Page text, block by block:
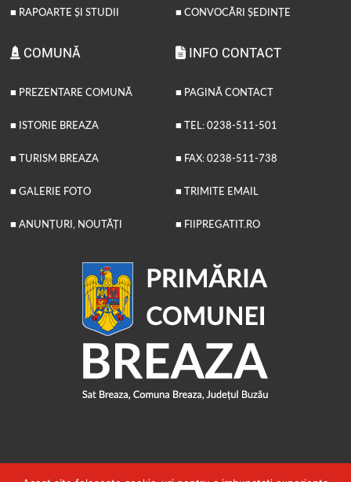
■ RAPOARTE ȘI STUDII ■ CONVOCĂRI ȘEDINȚE
COMUNĂ
■ PREZENTARE COMUNĂ
■ ISTORIE BREAZA
■ TURISM BREAZA
■ GALERIE FOTO
■ ANUNȚURI, NOUTĂȚI
INFO CONTACT
■ PAGINĂ CONTACT
■ TEL: 0238-511-501
■ FAX: 0238-511-738
■ TRIMITE EMAIL
■ FIIPREGATIT.RO